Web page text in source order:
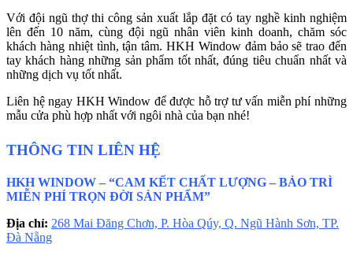
Với đội ngũ thợ thi công sản xuất lắp đặt có tay nghề kinh nghiệm
lên đến 10 năm, cùng đội ngũ nhân viên kinh doanh, chăm sóc
khách hàng nhiệt tình, tận tâm. HKH Window đảm bảo sẽ trao đến
tay khách hàng những sản phẩm tốt nhất, đúng tiêu chuẩn nhất và
những dịch vụ tốt nhất.
Liên hệ ngay HKH Window để được hỗ trợ tư vấn miễn phí những
mẫu cửa phù hợp nhất với ngôi nhà của bạn nhé!
THÔNG TIN LIÊN HỆ
HKH WINDOW – “CAM KẾT CHẤT LƯỢNG – BẢO TRÌ
MIỄN PHÍ TRỌN ĐỜI SẢN PHẨM”
Địa chỉ: 268 Mai Đăng Chơn, P. Hòa Qúy, Q. Ngũ Hành Sơn, TP.
Đà Nẵng